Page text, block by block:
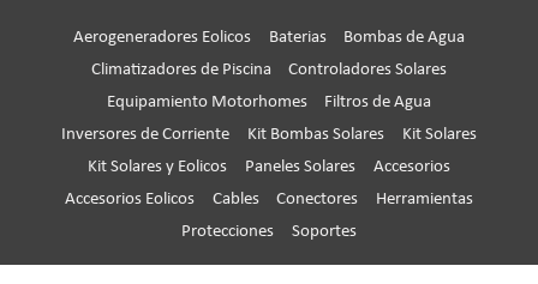
Aerogeneradores Eolicos Baterias
Bombas de Agua
Climatizadores de Piscina
Controladores Solares
Equipamiento Motorhomes
Filtros de Agua
Inversores de Corriente
Kit Bombas Solares
Kit Solares
Kit Solares y Eolicos
Paneles Solares
Accesorios
Accesorios Eolicos
Cables Conectores
Herramientas
Protecciones
Soportes